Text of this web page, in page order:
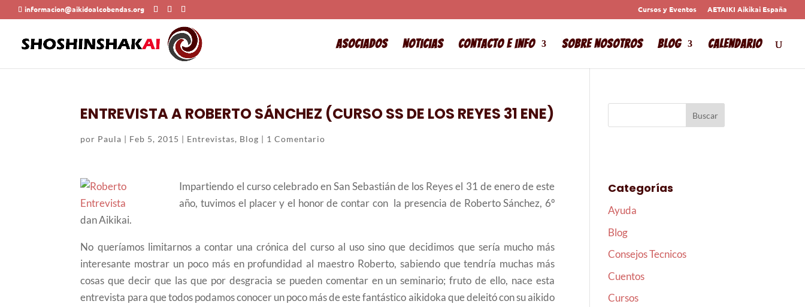
informacion@aikidoalcobendas.org Cursos y Eventos AETAIKI Aikikai España
Asociados Noticias Contacto e info Sobre Nosotros Blog Calendario
ENTREVISTA A ROBERTO SÁNCHEZ (CURSO SS DE LOS REYES 31 ENE)
por Paula | Feb 5, 2015 | Entrevistas, Blog | 1 Comentario
Impartiendo el curso celebrado en San Sebastián de los Reyes el 31 de enero de este
año, tuvimos el placer y el honor de contar con la presencia de Roberto Sánchez, 6º
dan Aikikai.
No queríamos limitarnos a contar una crónica del curso al uso sino que decidimos que sería mucho más
interesante mostrar un poco más en profundidad al maestro Roberto, sabiendo que tendría muchas más
cosas que decir que las que por desgracia se pueden comentar en un seminario; fruto de ello, nace esta
entrevista para que todos podamos conocer un poco más de este fantástico aikidoka que deleitó con su aikido
Categorías
Ayuda
Blog
Consejos Tecnicos
Cuentos
Cursos